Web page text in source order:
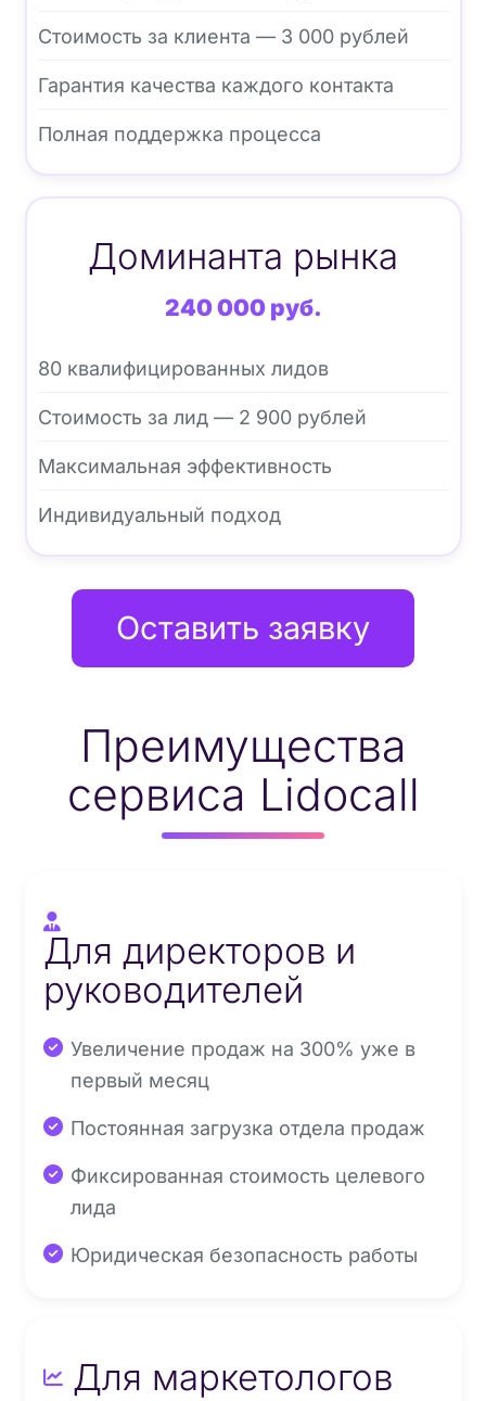
Стоимость за клиента — 3 000 рублей
Гарантия качества каждого контакта
Полная поддержка процесса
Доминанта рынка
240 000 руб.
80 квалифицированных лидов
Стоимость за лид — 2 900 рублей
Максимальная эффективность
Индивидуальный подход
Оставить заявку
Преимущества
сервиса Lidocall
Для директоров и
руководителей
Увеличение продаж на 300% уже в
первый месяц
Постоянная загрузка отдела продаж
Фиксированная стоимость целевого
лида
Юридическая безопасность работы
Для маркетологов